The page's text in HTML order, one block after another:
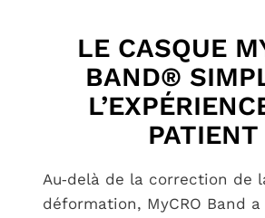
LE CASQUE
BAND®
PATIENT
Au‑delà de la correction de
déformation, MyCRO Band